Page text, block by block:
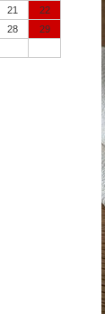
21
22
28
29